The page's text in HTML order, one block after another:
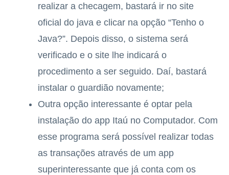
realizar a checagem, bastará ir no site
oficial do java e clicar na opção “Tenho o
Java?”. Depois disso, o sistema será
verificado e o site lhe indicará o
procedimento a ser seguido. Daí, bastará
instalar o guardião novamente;
Outra opção interessante é optar pela
instalação do app Itaú no Computador. Com
esse programa será possível realizar todas
as transações através de um app
superinteressante que já conta com os